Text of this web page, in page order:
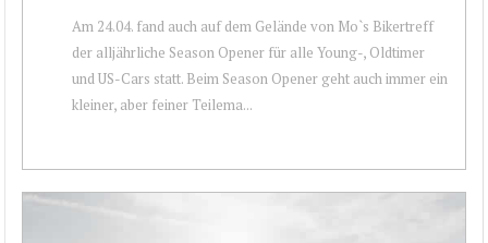
Am 24.04. fand auch auf dem Gelände von Mo`s Bikertreff
der alljährliche Season Opener für alle Young-, Oldtimer
und US-Cars statt. Beim Season Opener geht auch immer ein
kleiner, aber feiner Teilema...